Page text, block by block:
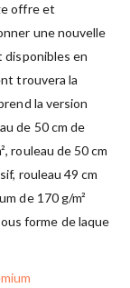
offre et
une nouvelle
disponibles en
trouvera la
la version
de 50 cm de
rouleau de 50 cm
rouleau 49 cm
de 170 g/m²
forme de laque